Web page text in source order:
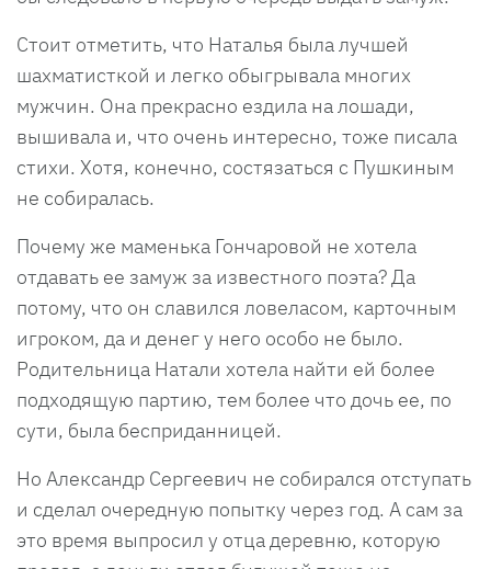
Стоит отметить, что Наталья была лучшей
шахматисткой и легко обыгрывала многих
мужчин. Она прекрасно ездила на лошади,
вышивала и, что очень интересно, тоже писала
стихи. Хотя, конечно, состязаться с Пушкиным
не собиралась.
Почему же маменька Гончаровой не хотела
отдавать ее замуж за известного поэта? Да
потому, что он славился ловеласом, карточным
игроком, да и денег у него особо не было.
Родительница Натали хотела найти ей более
подходящую партию, тем более что дочь ее, по
сути, была бесприданницей.
Но Александр Сергеевич не собирался отступать
и сделал очередную попытку через год. А сам за
это время выпросил у отца деревню, которую